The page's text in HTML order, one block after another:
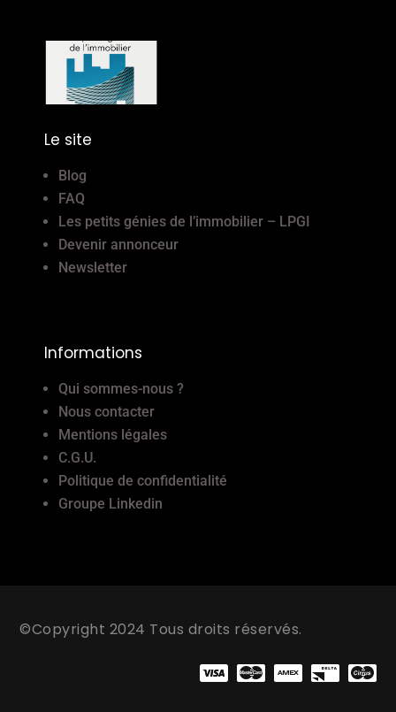
Le site
Blog
FAQ
Les petits génies de l’immobilier – LPGI
Devenir annonceur
Newsletter
Informations
Qui sommes-nous ?
Nous contacter
Mentions légales
C.G.U.
Politique de confidentialité
Groupe Linkedin
©Copyright 2024 Tous droits réservés.